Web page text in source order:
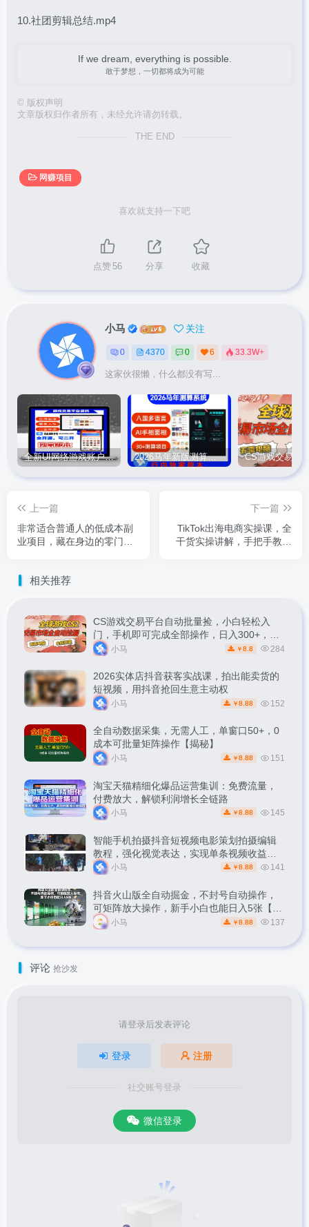
10.社团剪辑总结.mp4
If we dream, everything is possible.
敢于梦想，一切都将成为可能
© 版权声明
文章版权归作者所有，未经允许请勿转载。
THE END
网赚项目
喜欢就支持一下吧
点赞 56 分享 收藏
小马 关注
0 4370 0 6 33.3W+
这家伙很懒，什么都没有写...
全新UI网络游戏账户交易平台系统 全开源版本 2026马年新版测算系统源码
上一篇
非常适合普通人的低成本副
业项目，藏在身边的零门槛
下一篇
TikTok出海电商实操课，全
干货实操讲解，手把手教你
相关推荐
CS游戏交易平台自动批量捡，小白轻松入
门，手机即可完成全部操作，日入300+，轻
松副业【揭秘】
小马 ￥ 8.8 284
2026实体店抖音获客实战课，拍出能卖货的
短视频，用抖音抢回生意主动权
小马 ￥ 8.88 152
全自动数据采集，无需人工，单窗口50+，0
成本可批量矩阵操作【揭秘】
小马 ￥ 8.88 151
淘宝天猫精细化爆品运营集训：免费流量，
付费放大，解锁利润增长全链路
小马 ￥ 8.88 145
智能手机拍摄抖音短视频电影策划拍摄编辑
教程，强化视觉表达，实现单条视频收益破
1k
小马 ￥ 8.88 141
抖音火山版全自动掘金，不封号自动操作，
可矩阵放大操作，新手小白也能日入5张【揭
秘】小马 ￥ 8.88 137
评论 抢沙发
请登录后发表评论
登录 注册
社交账号登录
微信登录